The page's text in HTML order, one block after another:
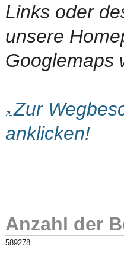
Links oder
unsere
Googlemaps
Zur
anklicken!
Anzahl der
589278